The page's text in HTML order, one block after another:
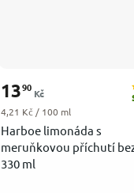
Harboe limonáda s
meruňkovou příchutí
330 ml
1390
Kč
Měrná cena:
4,21 Kč / 100 ml